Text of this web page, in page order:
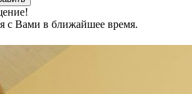
с Вами в ближайшее время.